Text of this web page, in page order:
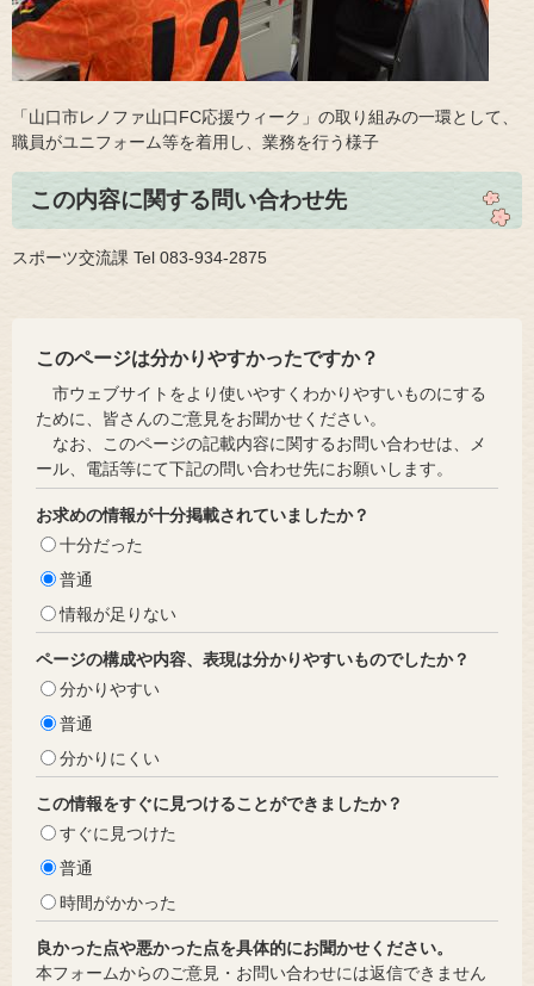
「山口市レノファ山口FC応援ウィーク」の取り組みの一環として、
職員がユニフォーム等を着用し、業務を行う様子
この内容に関する問い合わせ先
スポーツ交流課 Tel 083-934-2875
このページは分かりやすかったですか？
市ウェブサイトをより使いやすくわかりやすいものにする
ために、皆さんのご意見をお聞かせください。
なお、このページの記載内容に関するお問い合わせは、メ
ール、電話等にて下記の問い合わせ先にお願いします。
お求めの情報が十分掲載されていましたか？
十分だった
普通
情報が足りない
ページの構成や内容、表現は分かりやすいものでしたか？
分かりやすい
普通
分かりにくい
この情報をすぐに見つけることができましたか？
すぐに見つけた
普通
時間がかかった
良かった点や悪かった点を具体的にお聞かせください。
本フォームからのご意見・お問い合わせには返信できません